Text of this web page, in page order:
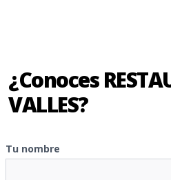
¿Conoces
VALLES?
Tu nombre